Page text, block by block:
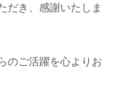
だき、感謝いたしま
のご活躍を心よりお